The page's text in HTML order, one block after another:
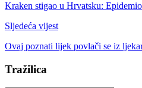
Kraken stigao u Hrvatsku:
Sljedeća vijest
Ovaj poznati lijek povlači se iz
Tražilica